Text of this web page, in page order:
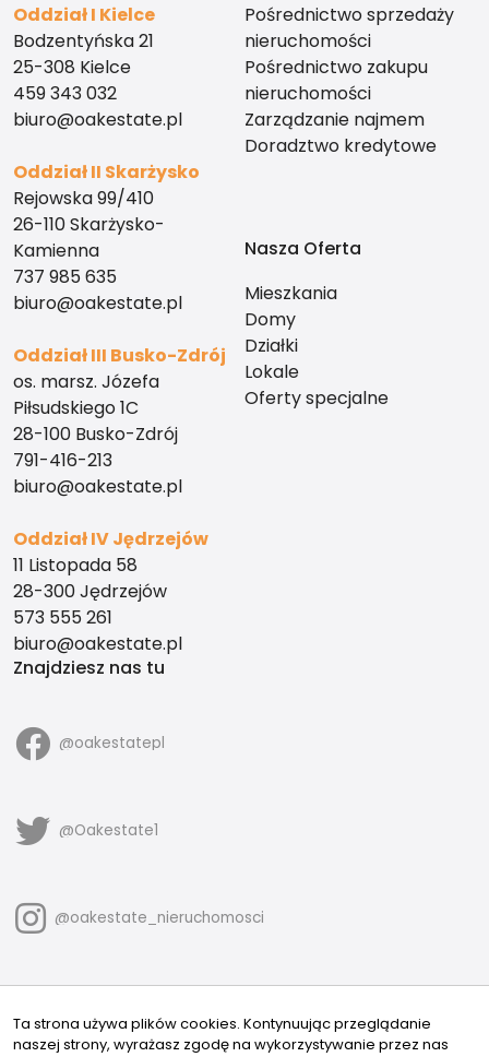
Oddział I Kielce
Bodzentyńska 21
25-308 Kielce
459 343 032
biuro@oakestate.pl
Oddział II Skarżysko
Rejowska 99/410
26-110 Skarżysko-
Kamienna
737 985 635
biuro@oakestate.pl
Oddział III Busko-Zdrój
os. marsz. Józefa
Piłsudskiego 1C
28-100 Busko-Zdrój
791-416-213
biuro@oakestate.pl
Oddział IV Jędrzejów
11 Listopada 58
28-300 Jędrzejów
573 555 261
biuro@oakestate.pl
Pośrednictwo sprzedaży
nieruchomości
Pośrednictwo zakupu
nieruchomości
Zarządzanie najmem
Doradztwo kredytowe
Nasza Oferta
Mieszkania
Domy
Działki
Lokale
Oferty specjalne
Znajdziesz nas tu
@oakestatepl
@Oakestate1
@oakestate_nieruchomosci
Ta strona używa plików cookies. Kontynuując przeglądanie
naszej strony, wyrażasz zgodę na wykorzystywanie przez nas